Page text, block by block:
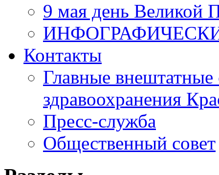
9 мая день Великой
Контакты
Главные внештатные
здравоохранения
Пресс-служба
Общественный совет